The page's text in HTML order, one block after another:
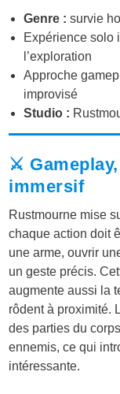
Genre : survie
Expérience solo
l’exploration
Approche
improvisé
Studio :
⚔️
immersif
Rustmourne mise
chaque action doit
une arme, ouvrir
un geste précis.
augmente aussi la
rôdent à proximité.
des parties du
ennemis, ce qui
intéressante.